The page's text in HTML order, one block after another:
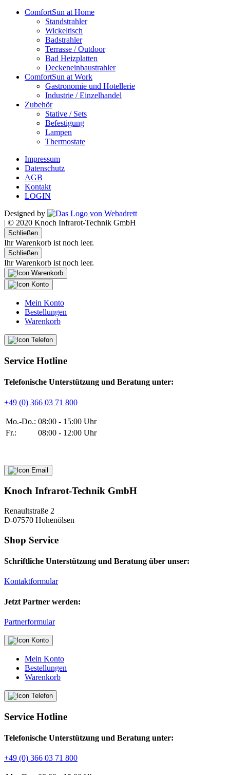
ComfortSun at Home
Standstrahler
Wickeltisch
Badstrahler
Terrasse / Outdoor
Bad Heizplatten
Deckeneinbaustrahler
ComfortSun at Work
Gastronomie und Hotellerie
Industrie / Einzelhandel
Zubehör
Stative / Sets
Befestigung
Lampen
Thermostate
Impressum
Datenschutz
AGB
Kontakt
LOGIN
Designed by
| © 2020 Knoch Infrarot-Technik GmbH
Schließen
Ihr Warenkorb ist noch leer.
Schließen
Ihr Warenkorb ist noch leer.
Mein Konto
Bestellungen
Warenkorb
Service Hotline
Telefonische Unterstützung und Beratung unter:
+49 (0) 366 03 71 800
Mo.-Do.: 08:00 - 15:00 Uhr
Fr.:
08:00 - 12:00 Uhr
Knoch Infrarot-Technik GmbH
Renaultstraße 2
D-07570 Hohenölsen
Shop Service
Schriftliche Unterstützung und Beratung über unser:
Kontaktformular
Jetzt Partner werden:
Partnerformular
Mein Konto
Bestellungen
Warenkorb
Service Hotline
Telefonische Unterstützung und Beratung unter:
+49 (0) 366 03 71 800